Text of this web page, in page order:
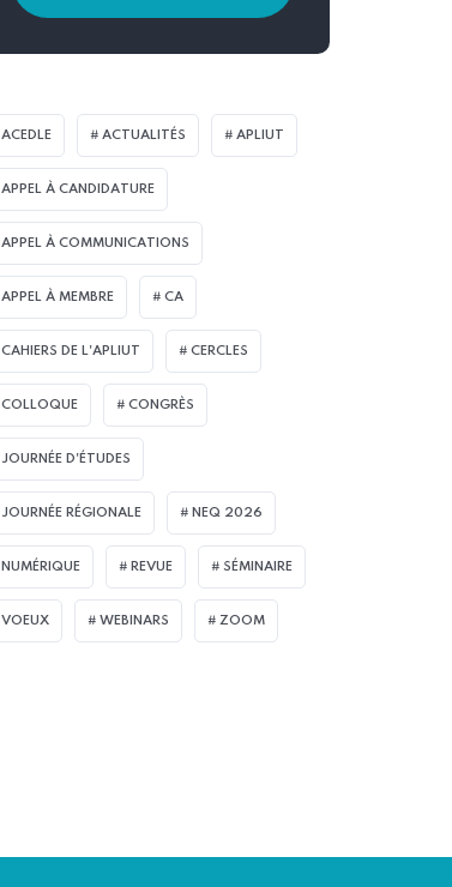
ACEDLE ACTUALITÉS APLIUT
APPEL À CANDIDATURE
APPEL À COMMUNICATIONS
APPEL À MEMBRE CA
CAHIERS DE L'APLIUT CERCLES
COLLOQUE CONGRÈS
JOURNÉE D'ÉTUDES
JOURNÉE RÉGIONALE NEQ 2026
NUMÉRIQUE REVUE SÉMINAIRE
VOEUX WEBINARS ZOOM